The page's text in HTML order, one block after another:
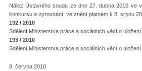
Nález Ústavního soudu ze dne 27. dubna 2010
konkursu a vyrovnání, ve znění platném k 8. srpnu
192 / 2010
Sdělení Ministerstva práce a sociálních věcí o
193 / 2010
Sdělení Ministerstva práce a sociálních věcí o
8. června 2010